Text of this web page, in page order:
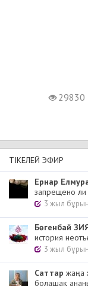
29830
ТІКЕЛЕЙ ЭФИР
Ернар
запрещено ли
3 жыл бұрын
Бөгенбай
история
3 жыл бұрын
Cаттар жаңа
болашақ